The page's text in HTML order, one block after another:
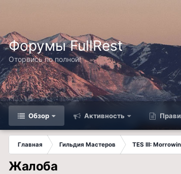
Форумы FullRest
Оторвись по полной!
Обзор Активность
Главная Гильдия Мастеров TES III:
Жалоба